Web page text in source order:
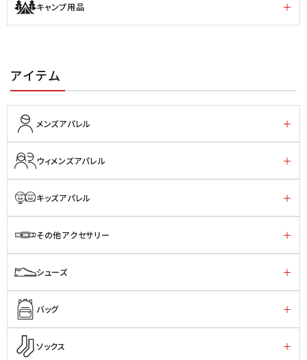
キャンプ用品
アイテム
メンズアパレル
ウィメンズアパレル
キッズアパレル
その他アクセサリー
シューズ
バッグ
ソックス